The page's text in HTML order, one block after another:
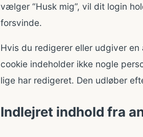
vælger “Husk mig”, vil dit login
forsvinde.
Hvis du redigerer eller udgiver
cookie indeholder ikke nogle
lige har redigeret. Den udløber
Indlejret indhold fra